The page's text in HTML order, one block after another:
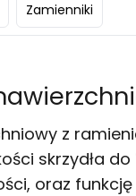
Zamienniki
z
skrzydła do
oraz